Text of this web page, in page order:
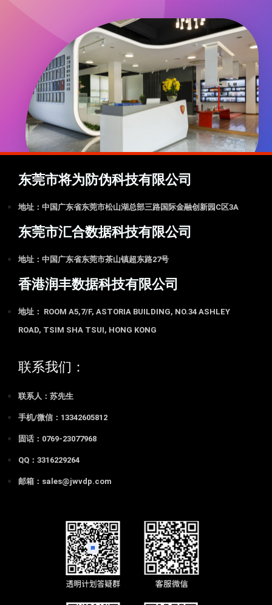
东莞市将为防伪科技有限公司
地址：中国广东省东莞市松山湖总部三路国际金融创新园C区3A
东莞市汇合数据科技有限公司
地址：中国广东省东莞市茶山镇超东路27号
香港润丰数据科技有限公司
地址： ROOM A5,7/F, ASTORIA BUILDING, NO.34 ASHLEY
ROAD, TSIM SHA TSUI, HONG KONG
联系我们：
联系人：苏先生
手机/微信：13342605812
固话：0769-23077968
QQ：3316229264
邮箱：sales@jwvdp.com